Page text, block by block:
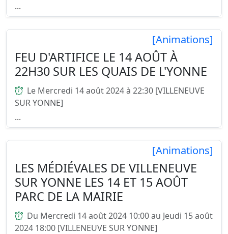
...
[Animations]
FEU D'ARTIFICE LE 14 AOÛT À
22H30 SUR LES QUAIS DE L'YONNE
Le Mercredi 14 août 2024 à 22:30 [VILLENEUVE
SUR YONNE]
...
[Animations]
LES MÉDIÉVALES DE VILLENEUVE
SUR YONNE LES 14 ET 15 AOÛT
PARC DE LA MAIRIE
Du Mercredi 14 août 2024 10:00 au Jeudi 15 août
2024 18:00 [VILLENEUVE SUR YONNE]